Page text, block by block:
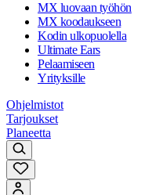
MX luovaan työhön
MX koodaukseen
Kodin ulkopuolella
Ultimate Ears
Pelaamiseen
Yrityksille
Ohjelmistot
Tarjoukset
Planeetta